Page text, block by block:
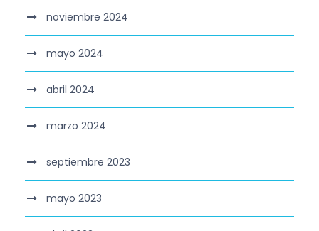
noviembre 2024
mayo 2024
abril 2024
marzo 2024
septiembre 2023
mayo 2023